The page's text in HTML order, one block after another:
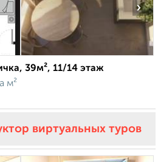
›
39м², 11/14 этаж
м²
виртуальных туров